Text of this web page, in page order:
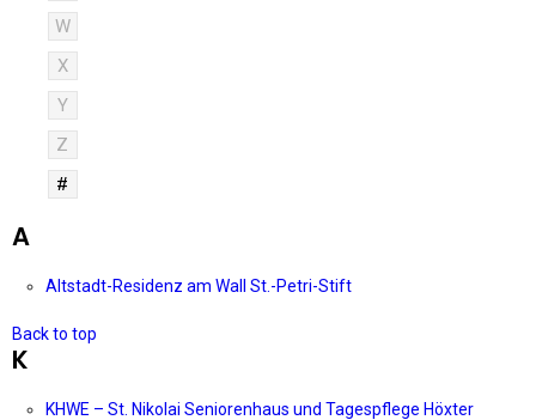
W
X
Y
Z
#
A
Altstadt-Residenz am Wall St.-Petri-Stift
Back to top
K
KHWE – St. Nikolai Seniorenhaus und Tagespflege Höxter